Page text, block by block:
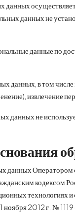
данных
данных не
данные по
данных, в том
извлечение
данных не
данных
кодексом
технологиях
ноября 2012 г. №